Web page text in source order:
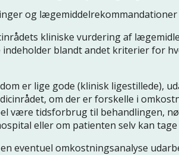
og
kliniske vurdering af
blandt andet kriterier for
er lige gode (klinisk ligestillede),
om der er forskelle i
være tidsforbrug til behandlingen,
eller om patienten selv kan
eventuel omkostningsanalyse